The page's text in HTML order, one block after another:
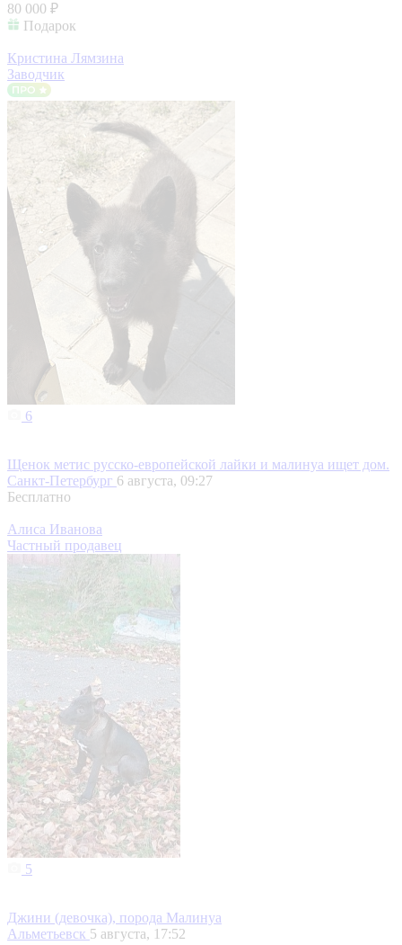
80 000 ₽
Подарок
Кристина Лямзина
Заводчик
6
Щенок метис русско-европейской лайки и малинуа ищет дом.
Санкт-Петербург 6 августа, 09:27
Бесплатно
Алиса Иванова
Частный продавец
5
Джини (девочка), порода Малинуа
Альметьевск 5 августа, 17:52